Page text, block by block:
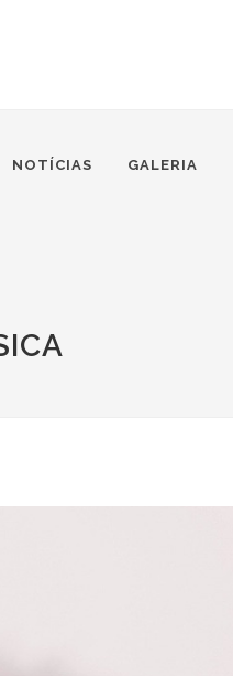
NOTÍCIAS GALERIA